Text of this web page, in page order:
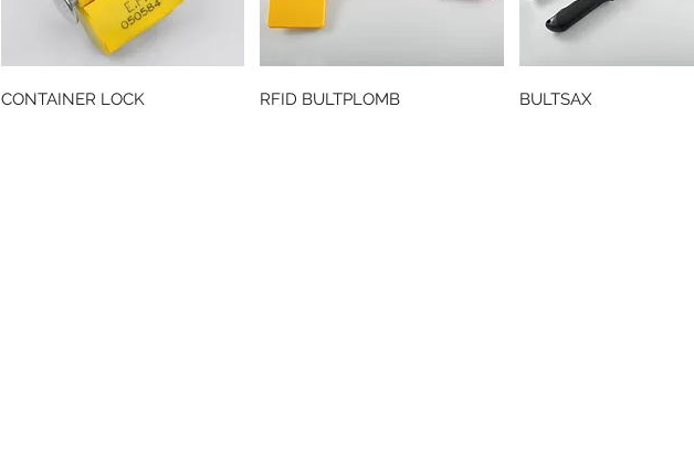
Snabbvisning
CONTAINER LOCK Snabbvisning
RFID BULTPLOMB Snabbvisning
BULTSAX